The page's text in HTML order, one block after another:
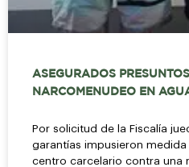
ASEGURADOS
NARCOMENUDEO EN
Por solicitud de la Fiscalía
garantías impusieron
centro carcelario contra una